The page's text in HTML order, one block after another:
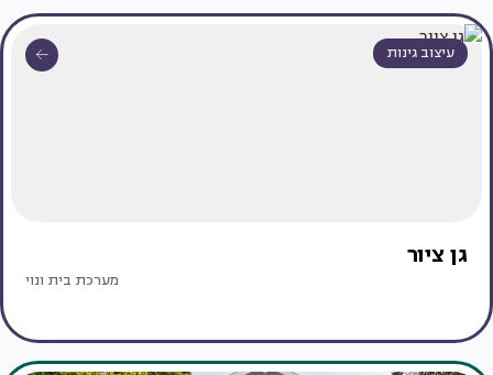
עיצוב גינות
גן ציור
מערכת בית ונוי